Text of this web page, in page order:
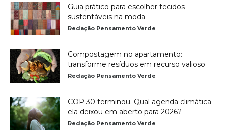
Guia prático para escolher tecidos
sustentáveis na moda
Redação Pensamento Verde
Compostagem no apartamento:
transforme resíduos em recurso valioso
Redação Pensamento Verde
COP 30 terminou. Qual agenda climática
ela deixou em aberto para 2026?
Redação Pensamento Verde